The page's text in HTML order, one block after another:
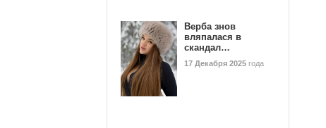
Верба знов
вляпалася в
скандал…
17 Декабря 2025 года